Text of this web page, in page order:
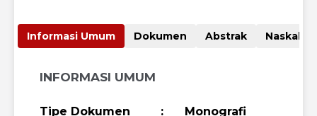
Informasi Umum Dokumen Abstrak
INFORMASI UMUM
Tipe Dokumen : Monografi